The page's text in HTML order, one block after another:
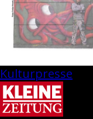
Kulturpresse